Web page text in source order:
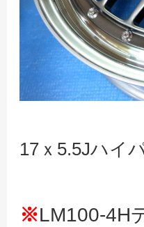
17ｘ5.5Jハイ
※LM100-4H